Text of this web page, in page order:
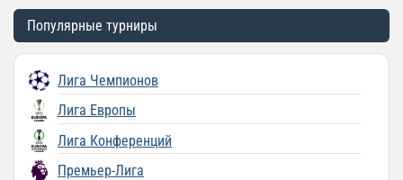
Популярные турниры
Лига Чемпионов
Лига Европы
Лига Конференций
Премьер-Лига